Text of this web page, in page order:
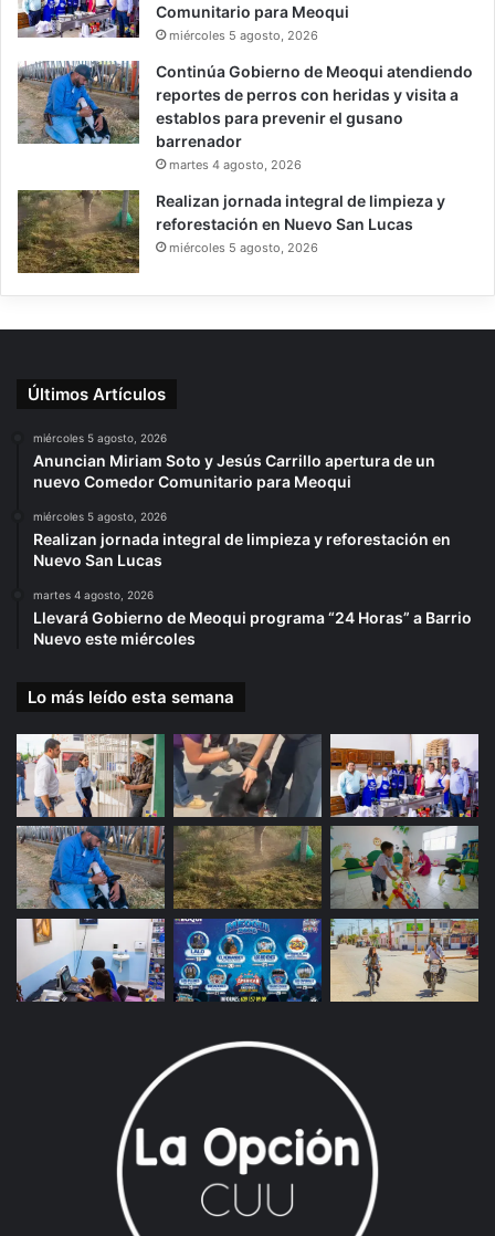
Comunitario para Meoqui
miércoles 5 agosto, 2026
Continúa Gobierno de Meoqui atendiendo
reportes de perros con heridas y visita a
establos para prevenir el gusano
barrenador
martes 4 agosto, 2026
Realizan jornada integral de limpieza y
reforestación en Nuevo San Lucas
miércoles 5 agosto, 2026
Últimos Artículos
miércoles 5 agosto, 2026
Anuncian Miriam Soto y Jesús Carrillo apertura de un
nuevo Comedor Comunitario para Meoqui
miércoles 5 agosto, 2026
Realizan jornada integral de limpieza y reforestación en
Nuevo San Lucas
martes 4 agosto, 2026
Llevará Gobierno de Meoqui programa “24 Horas” a Barrio
Nuevo este miércoles
Lo más leído esta semana